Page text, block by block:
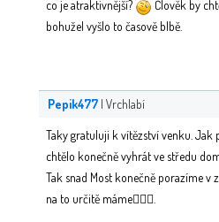
co je atraktivnější?
Člověk by
bohužel vyšlo to časově blbě.
Pepik477 | Vrchlabí
Taky gratuluji k vítězství venku. Jak
chtělo konečně vyhrát ve středu
Tak snad Most konečně porazíme v
na to určitě máme👍🏻🏒.